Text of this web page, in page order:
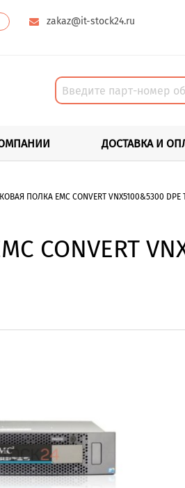
zakaz@it-stock24.ru
ДОСТАВКА И
ПОЛКА EMC CONVERT VNX5100&5300 DPE
CONVERT